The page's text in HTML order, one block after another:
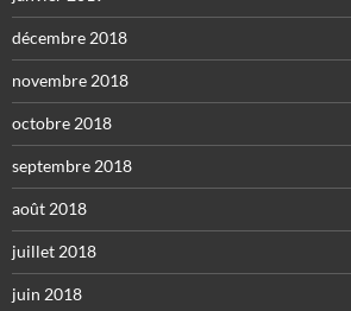
décembre 2018
novembre 2018
octobre 2018
septembre 2018
août 2018
juillet 2018
juin 2018